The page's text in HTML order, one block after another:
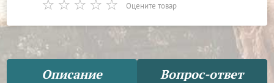
Оцените товар
Описание Вопрос-ответ